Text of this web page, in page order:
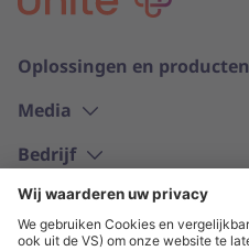
Oplossingen en producten
Media
Bedrijf